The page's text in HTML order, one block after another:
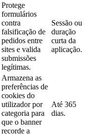
Protege
formulários
contra
falsificação de
pedidos entre
sites e valida
submissões
legítimas.
Sessão ou
duração
curta da
aplicação.
Armazena as
preferências de
cookies do
utilizador por
categoria para
que o banner
recorde a
Até 365
dias.